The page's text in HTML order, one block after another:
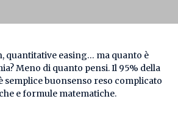
quantitative easing… ma quanto è
Meno di quanto pensi. Il 95% della
semplice buonsenso reso complicato
e formule matematiche.